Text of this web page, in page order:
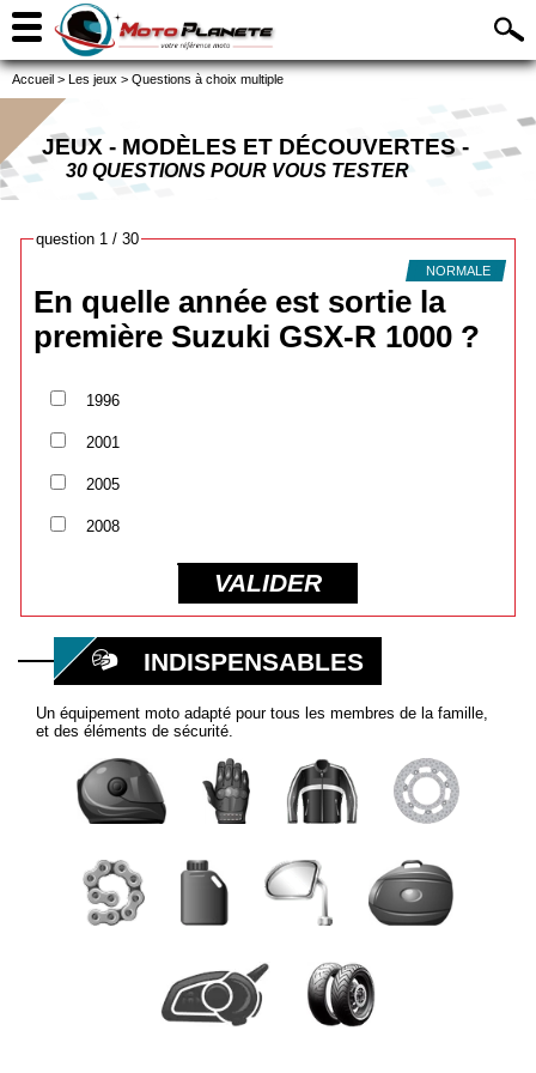
Accueil > Les jeux > Questions à choix multiple
JEUX - MODÈLES ET DÉCOUVERTES -
30 QUESTIONS POUR VOUS TESTER
question 1 / 30
NORMALE
En quelle année est sortie la
première Suzuki GSX-R 1000 ?
1996
2001
2005
2008
VALIDER
INDISPENSABLES
Un équipement moto adapté pour tous les membres de la famille,
et des éléments de sécurité.